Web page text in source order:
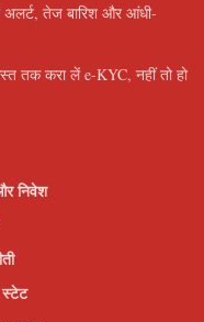
तेज बारिश और आंधी-
तक करा लें e-KYC, नहीं तो हो
निवेश
स्टेट